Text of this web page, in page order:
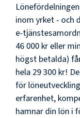
inom yrket - och
e-
46 000 kr eller
högst betalda)
hela 29 300 kr!
för
erfarenhet,
hamnar din lön i